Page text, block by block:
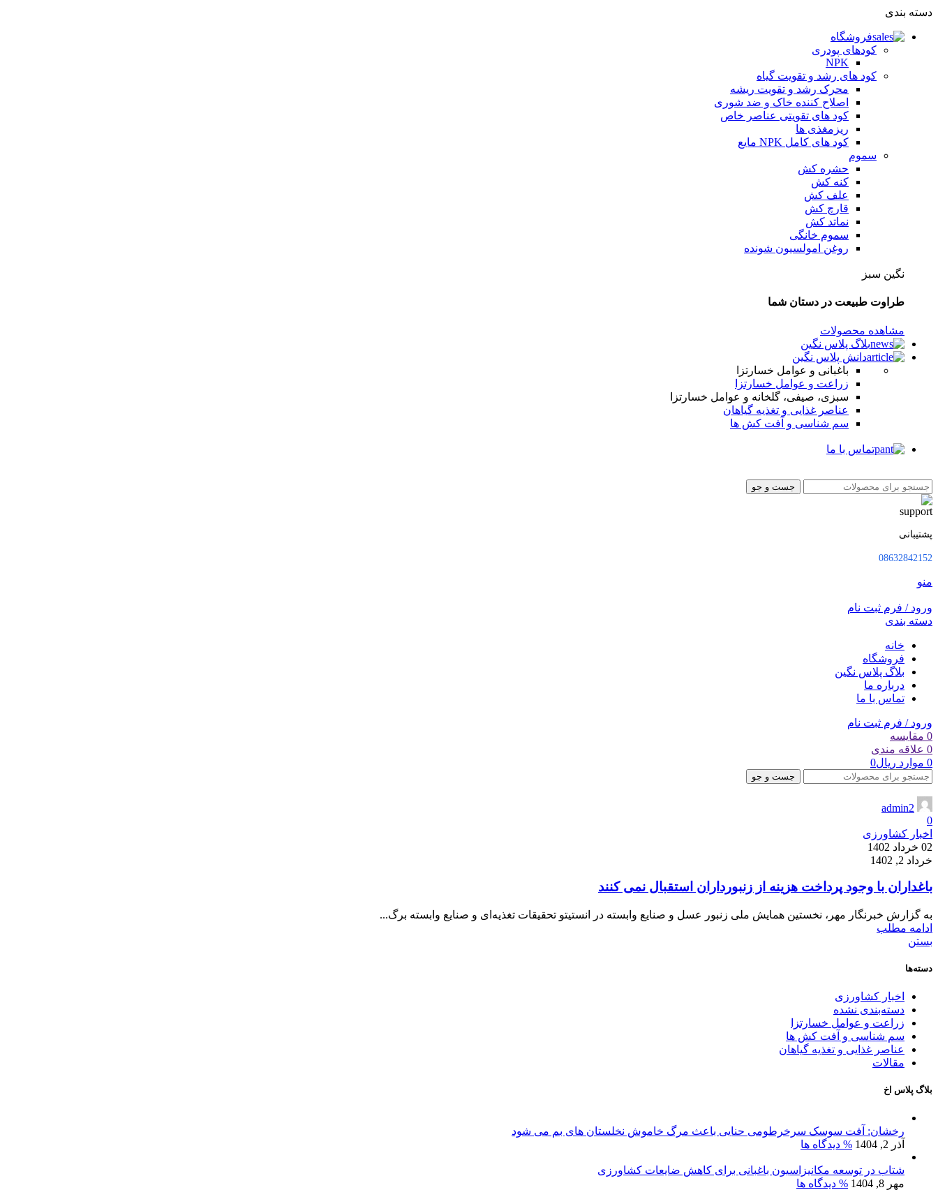
دسته بندی
فروشگاه
کودهای پودری
NPK
کود های رشد و تقویت گیاه
محرک رشد و تقویت ریشه
اصلاح کننده خاک و ضد شوری
کود های تقویتی عناصر خاص
ریزمغذی ها
کود های کامل NPK مایع
سموم
حشره کش
کنه کش
علف کش
قارچ کش
نماتد کش
سموم خانگی
روغن امولسیون شونده
نگین سبز
طراوت طبیعت در دستان شما
مشاهده محصولات
بلاگ پلاس نگین
دانش پلاس نگین
باغبانی و عوامل خسارتزا
زراعت و عوامل خسارتزا
سبزی، صیفی، گلخانه و عوامل خسارتزا
عناصر غذایی و تغذیه گیاهان
سم شناسی و آفت کش ها
تماس با ما
جست و جو
پشتیبانی
08632842152
منو
ورود / فرم ثبت نام
دسته بندی
خانه
فروشگاه
بلاگ پلاس نگین
درباره ما
تماس با ما
ورود / فرم ثبت نام
0 مقایسه
0 علاقه مندی
0 موارد ریال0
جست و جو
admin2
0
اخبار کشاورزی
02 خرداد 1402
خرداد 2, 1402
باغداران با وجود پرداخت هزینه از زنبورداران استقبال نمی کنند
به گزارش خبرنگار مهر، نخستین همایش ملی زنبور عسل و صنایع وابسته در انستیتو تحقیقات تغذیه‌ای و صنایع وابسته برگ...
ادامه مطلب
بستن
دسته‌ها
اخبار کشاورزی
دسته‌بندی نشده
زراعت و عوامل خسارتزا
سم شناسی و آفت کش ها
عناصر غذایی و تغذیه گیاهان
مقالات
بلاگ پلاس اخ
رخشان: آفت سوسک سرخرطومی حنایی باعث مرگ خاموش نخلستان های بم می شود
آذر 2, 1404
% دیدگاه ها
شتاب در توسعه مکانیزاسیون باغبانی برای کاهش ضایعات کشاورزی
مهر 8, 1404
% دیدگاه ها